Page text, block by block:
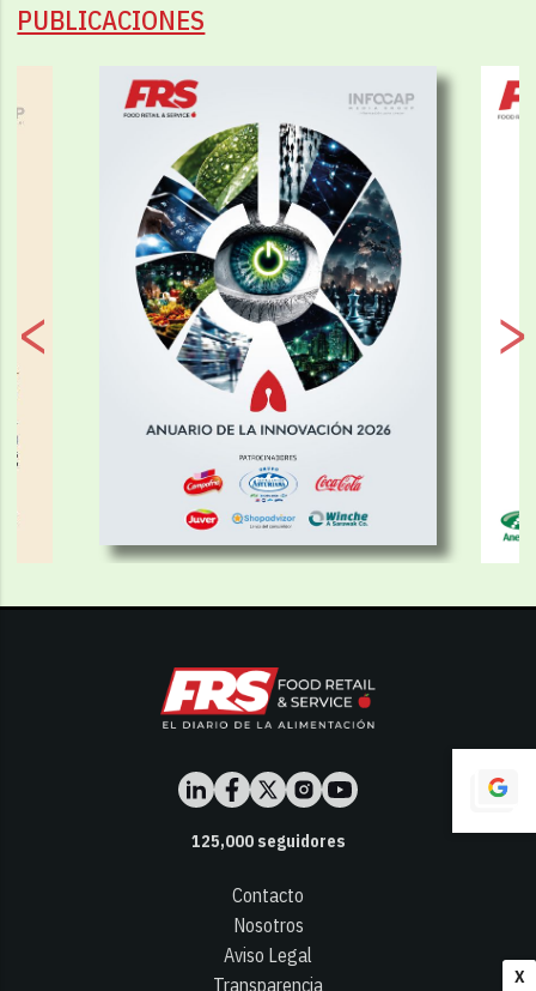
X
PUBLICACIONES
125,000seguidores
Contacto
Nosotros
Aviso Legal
Transparencia